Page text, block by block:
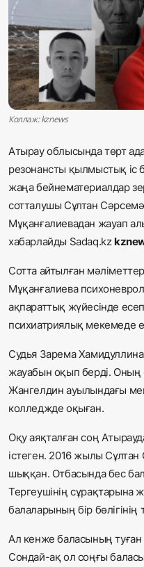
Жаңалықтар
Қоғам
Спорт
Әлем
Журналистік зерттеу
Қазақ тілі
Коллаж: kznews
Атырау облысында төрт
резонансты қылмыстық іс
жаңа бейнематериалдар
сотталушы Сұлтан
Мұқанғалиевадан жауап
хабарлайды Sadaq.kz
Сотта айтылған
Мұқанғалиева
ақпараттық жүйесінде
психиатриялық мекемеде
Судья Зарема Хамидуллина
жауабын оқып берді. Оның
Жангелдин ауылындағы
колледжде оқыған.
Оқу аяқталған соң
істеген. 2016 жылы
шыққан. Отбасында бес
Тергеушінің сұрақтарына
балаларының бір
Ал кенже баласының туған
Сондай-ақ ол соңғы